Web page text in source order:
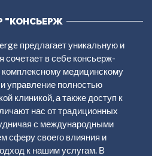
"КОНСЬЕРЖ
предлагает уникальную и
сочетает в себе консьерж-
комплексному медицинскому
управление полностью
клиникой, а также доступ к
нас от традиционных
с международными
сферу своего влияния и
к нашим услугам. В